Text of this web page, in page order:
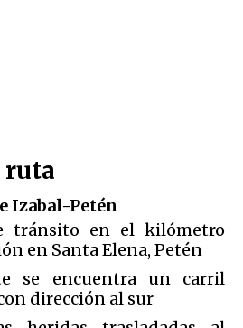
ruta
Izabal-Petén
tránsito en el kilómetro
en Santa Elena, Petén
se encuentra un carril
dirección al sur